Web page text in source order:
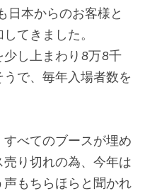
日本からのお客様と
てきました。
し上まわり8万8千
で、毎年入場者数を
べてのブースが埋め
り切れの為、今年は
もちらほらと聞かれ